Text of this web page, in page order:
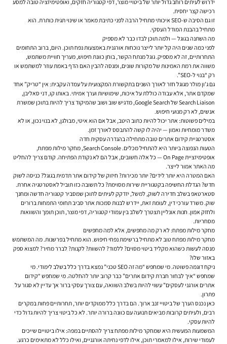
ידרוש לעיתים רוחב גדול יותר של ביטויי מוצר, דפי קטגוריה חזקים, ואופטימיזציה טובה למסע
רכישה קצר יחסית.
זו גם הסיבה ש-SEO איכותי מתחיל הרבה לפני כתיבת מאמר או שינוי תגית כותרת. הוא
מתחיל בהבנת המודל העסקי.
מה השתנה בגוגל — ולמה תוכן לבדו כבר לא מספיק
לפני כמה שנים היה קל יותר לייצר נוכחות אורגנית באמצעות נפח תוכן. היום, ברוב התחומים
התחרותיים, זה לא מספיק. גוגל מנתח הקשר, בוחן כוונת חיפוש, מעריך חוויית משתמש,
משווה את רמת האמינות של מקורות שונים, ומנסה להבין האם הדף באמת עוזר למשתמש או
רק “בנוי ל-SEO”.
גם ג'ון מולר מגוגל חזר לאורך השנים בתקשורת המקצועית על עמדה עקבית: אין “טריק” אחד
שמקדם אתר, אלא עבודה כוללת על איכות, שימושיות וערך אמיתי. באותו קו, דני סאליבן,
Search Liaison של Google Search, מדגיש שוב ושוב שהמיקוד צריך להיות בתוכן שמשרת
אנשים, לא רק מנועי חיפוש.
במילים פשוטות: אתר יכול להיות כתוב היטב, אבל אם הוא איטי, מבולגן, לא בנוי נכון, או לא
משדר מומחיות ואמון — יהיה לו קשה להתבסס לאורך זמן.
אסטרטגיית קידום אתרים טובה מתחילה בהגדרה עסקית חדה
הטעות הנפוצה ביותר היא להתחיל מכלים. Search Console, מחקר מילות מפתח,
אופטימיזציית On Page — כל אלה חשובים, אבל הם לא נקודת הפתיחה. קודם צריך להחליט
מה האתר אמור לייצר.
האם המטרה היא יותר לידים? יותר מכירות? חיזוק של קידום אתר תדמית בגוגל? כניסה לשוק
חדש? הגדלת החשיפה בקטגוריית שירות מסוימת? כל תשובה כזו תוביל לאסטרטגיה אחרת.
סטארטאפ בשלב חדירה לשוק, למשל, יזדקק לעיתים לתוכן שמסביר קטגוריה חדשה ומחנך
שוק. משרד עורכי דין, לעומת זאת, יידרש לבנות סמכות אתר סביב תחומי התמחות ברורים
ולחזק אמון. חנות אונליין תצטרך לשלב בין עמודי קטגוריה, דפי מוצר, תוכן תומך והשוואות
מסחריות.
מחקר מילות מפתח: לא רק מה מחפשים, אלא למה מחפשים
מחקר מילות מפתח טוב לא מתחיל ברשימת נפחי חיפוש. הוא מתחיל בפרשנות. מה המשתמש
מנסה לעשות כשהוא מקליד ביטוי מסוים? ללמוד? להשוות? לקנות? לברר מחיר? למצוא ספק
באזור שלו?
ניקח דוגמה פשוטה. מי שמחפש “מה זה SEO טכני” נמצא בדרך כלל בשלב לימודי. מי
שמחפש “איך לבחור חברת קידום אתרים” כבר קרוב יותר להחלטה. מי שמחפש “קידום
אתרים אורגני לעסקים” עשוי להיות בשלב השוואה, עם צורך עסקי ברור אך עדיין לא סגור על
פתרון.
כאן נכנס הערך של ביטויי זנב ארוך. הם בדרך כלל ממוקדים יותר, תחרותיים פחות במקרים
רבים, ולעיתים קרובות מביאים תנועה עם כוונה ברורה יותר. לא כל ביטוי צריך להיות גדול כדי
להיות עסקי.
המשמעות המעשית היא שמחקר מילות מפתח צריך להסתיים במפה: אילו ביטויים שייכים
לעמודי שירות, אילו למאמרי תוכן, אילו לדפי נחיתה אורגניים, ואילו כלל לא מתאימים כרגע.